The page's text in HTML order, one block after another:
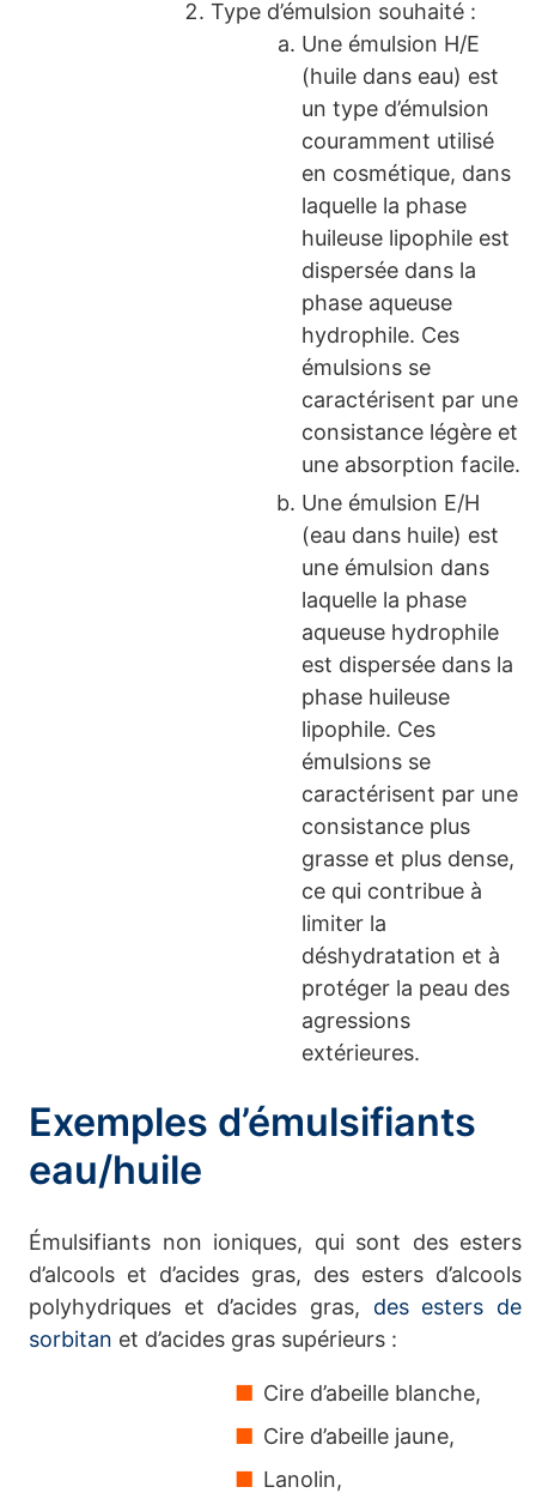
Type d’émulsion souhaité :
Une émulsion H/E
(huile dans eau) est
un type d’émulsion
couramment utilisé
en cosmétique, dans
laquelle la phase
huileuse lipophile est
dispersée dans la
phase aqueuse
hydrophile. Ces
émulsions se
caractérisent par une
consistance légère et
une absorption facile.
Une émulsion E/H
(eau dans huile) est
une émulsion dans
laquelle la phase
aqueuse hydrophile
est dispersée dans la
phase huileuse
lipophile. Ces
émulsions se
caractérisent par une
consistance plus
grasse et plus dense,
ce qui contribue à
limiter la
déshydratation et à
protéger la peau des
agressions
extérieures.
Exemples d’émulsifiants
eau/huile
Émulsifiants non ioniques, qui sont des esters
d’alcools et d’acides gras, des esters d’alcools
polyhydriques et d’acides gras, des esters de
sorbitan et d’acides gras supérieurs :
Cire d’abeille blanche,
Cire d’abeille jaune,
Lanolin,